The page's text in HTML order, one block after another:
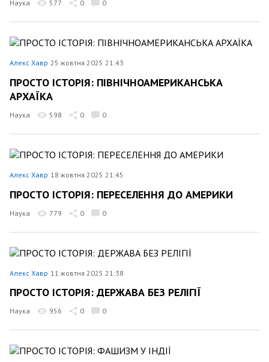
Наука 577 0 0
Алекс Хавр 25 жовтня 2025 21:43
ПРОСТО ІСТОРІЯ: ПІВНІЧНОАМЕРИКАНСЬКА
АРХАЇКА
Наука 598 0 0
Алекс Хавр 18 жовтня 2025 21:45
ПРОСТО ІСТОРІЯ: ПЕРЕСЕЛЕННЯ ДО АМЕРИКИ
Наука 779 0 0
Алекс Хавр 11 жовтня 2025 21:38
ПРОСТО ІСТОРІЯ: ДЕРЖАВА БЕЗ РЕЛІГІЇ
Наука 956 0 0